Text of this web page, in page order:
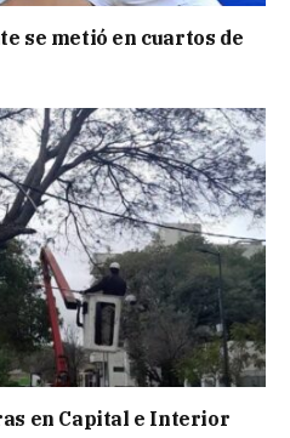
se metió en cuartos de
en Capital e Interior